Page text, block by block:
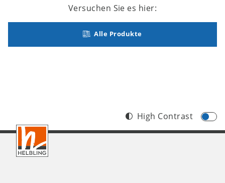
Versuchen Sie es hier:
Alle Produkte
Footer
CH
High Contrast